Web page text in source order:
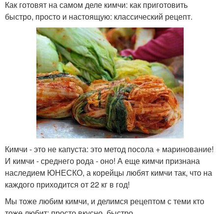
Как готовят на самом деле кимчи: как приготовить
быстро, просто и настоящую: классический рецепт.
Кимчи - это не капуста: это метод посола + маринование!
И кимчи - среднего рода - оно! А еще кимчи признана
наследием ЮНЕСКО, а корейцы любят кимчи так, что на
каждого приходится от 22 кг в год!
Мы тоже любим кимчи, и делимся рецептом с теми кто